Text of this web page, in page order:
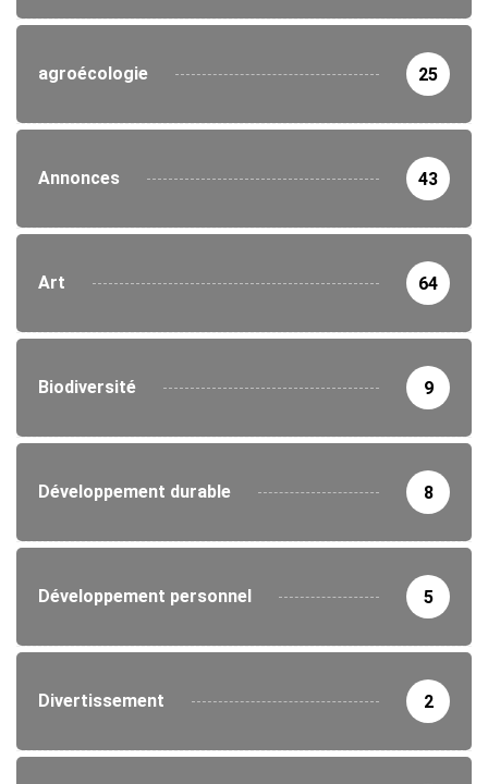
agroécologie 25
Annonces 43
Art 64
Biodiversité 9
Développement durable 8
Développement personnel 5
Divertissement 2